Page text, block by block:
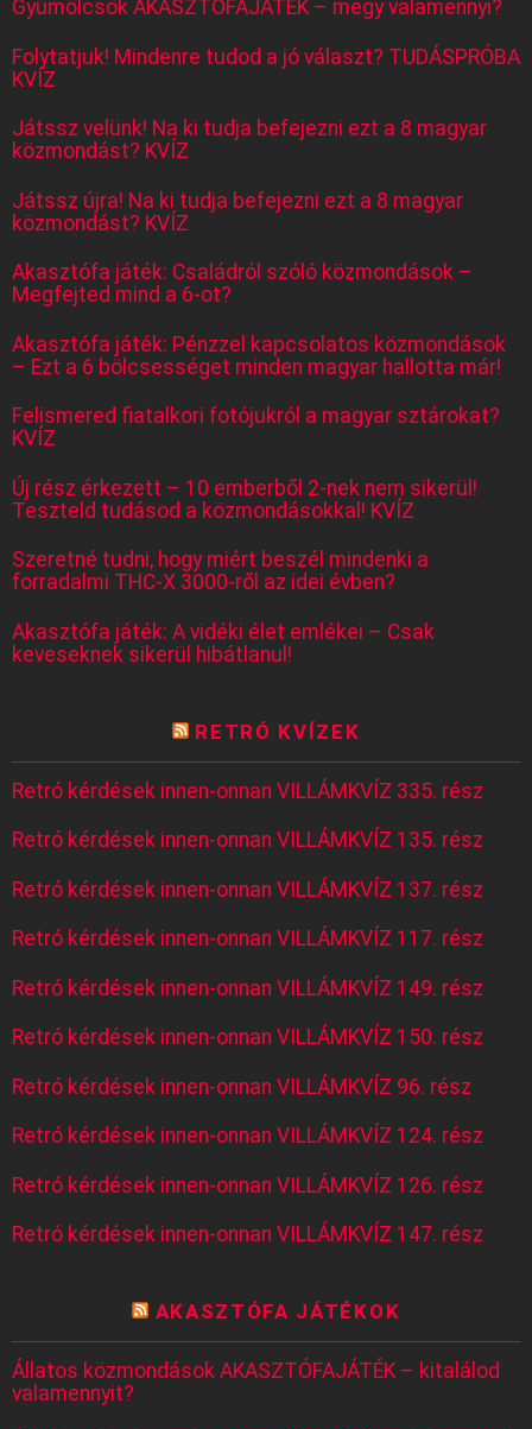
Gyümölcsök AKASZTÓFAJÁTÉK – megy valamennyi?
Folytatjuk! Mindenre tudod a jó választ? TUDÁSPRÓBA
KVÍZ
Játssz velünk! Na ki tudja befejezni ezt a 8 magyar
közmondást? KVÍZ
Játssz újra! Na ki tudja befejezni ezt a 8 magyar
közmondást? KVÍZ
Akasztófa játék: Családról szóló közmondások –
Megfejted mind a 6-ot?
Akasztófa játék: Pénzzel kapcsolatos közmondások
– Ezt a 6 bölcsességet minden magyar hallotta már!
Felismered fiatalkori fotójukról a magyar sztárokat?
KVÍZ
Új rész érkezett – 10 emberből 2-nek nem sikerül!
Teszteld tudásod a közmondásokkal! KVÍZ
Szeretné tudni, hogy miért beszél mindenki a
forradalmi THC-X 3000-ről az idei évben?
Akasztófa játék: A vidéki élet emlékei – Csak
keveseknek sikerül hibátlanul!
RETRÓ KVÍZEK
Retró kérdések innen-onnan VILLÁMKVÍZ 335. rész
Retró kérdések innen-onnan VILLÁMKVÍZ 135. rész
Retró kérdések innen-onnan VILLÁMKVÍZ 137. rész
Retró kérdések innen-onnan VILLÁMKVÍZ 117. rész
Retró kérdések innen-onnan VILLÁMKVÍZ 149. rész
Retró kérdések innen-onnan VILLÁMKVÍZ 150. rész
Retró kérdések innen-onnan VILLÁMKVÍZ 96. rész
Retró kérdések innen-onnan VILLÁMKVÍZ 124. rész
Retró kérdések innen-onnan VILLÁMKVÍZ 126. rész
Retró kérdések innen-onnan VILLÁMKVÍZ 147. rész
AKASZTÓFA JÁTÉKOK
Állatos közmondások AKASZTÓFAJÁTÉK – kitalálod
valamennyit?